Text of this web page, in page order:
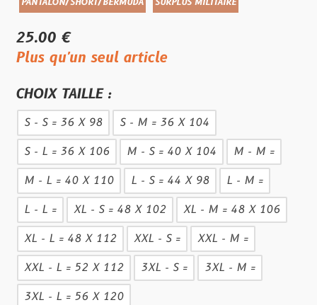
PANTALON/SHORT/BERMUDA SURPLUS MILITAIRE
25.00 €
Plus qu'un seul article
CHOIX TAILLE :
S - S = 36 X 98
S - M = 36 X 104
S - L = 36 X 106
M - S = 40 X 104
M - M =
M - L = 40 X 110
L - S = 44 X 98
L - M =
L - L =
XL - S = 48 X 102
XL - M = 48 X 106
XL - L = 48 X 112
XXL - S =
XXL - M =
XXL - L = 52 X 112
3XL - S =
3XL - M =
3XL - L = 56 X 120